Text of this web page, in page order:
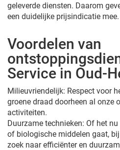
geleverde diensten. Daarom
een duidelijke prijsindicatie mee.
Voordelen van
Service in Oud-
Milieuvriendelijk: Respect voor
groene draad doorheen al onze
activiteiten.
Duurzame technieken: Of het
of biologische middelen gaat,
zoek naar efficiënter en